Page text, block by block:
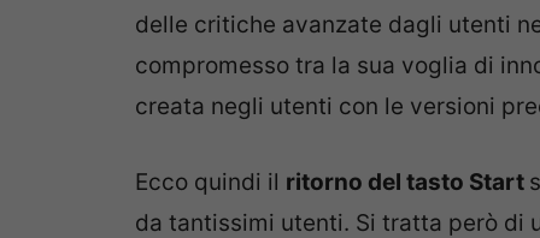
delle critiche avanzate dagli utenti
compromesso tra la sua voglia di
creata negli utenti con le versioni
Ecco quindi il ritorno del tasto Start
da tantissimi utenti. Si tratta però di